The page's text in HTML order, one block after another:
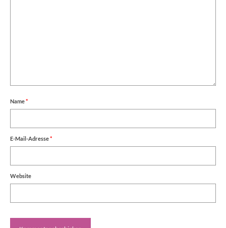
Name*
E-Mail-Adresse*
Website